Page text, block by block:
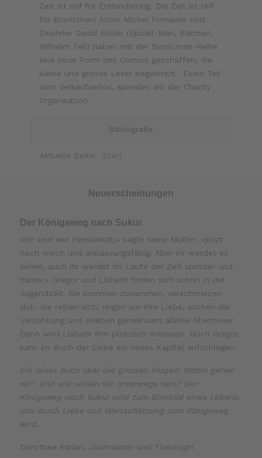
Zeit ist reif für Enthinderung. Die Zeit ist reif
für Bionicman! Autor Michel Fornasier und
Zeichner David Boller (Spider-Man, Batman,
Wilhelm Tell) haben mit der Bionicman-Reihe
eine neue Form des Comics geschaffen, die
kleine und grosse Leser begeistert. Einen Teil
vom Verkaufserlös, spenden wir der Charity
Organisation
Bibliografie
Aktuelle Seite:
Neuerscheinungen
Der Königsweg nach Sukur
«Ihr seid wie Fensterkitt,» sagte seine Mutter, «jetzt
noch weich und anpassungsfähig. Aber ihr werdet es
sehen, auch ihr werdet im Laufe der Zeit spröder und
härter.» Gregor und Lisbeth finden sich schon in der
Jugendzeit. Sie kommen zusammen, verschmelzen
sich. Sie reiben sich, ringen um ihre Liebe, suchen die
Versöhnung und erleben gemeinsam allerlei Abenteuer.
Dann wird Lisbeth ihm plötzlich entrissen. Doch Gregor
kann im Buch der Liebe ein neues Kapitel aufschlagen.
Ein leises Buch über die grossen Fragen: Wohin gehen
wir? Und wie wollen wir unterwegs sein? Der
Königsweg nach Sukur wird zum Sinnbild eines Lebens,
das durch Liebe und Wertschätzung zum Königsweg
wird.
Dorothee Adrian, Journalistin und Theologin